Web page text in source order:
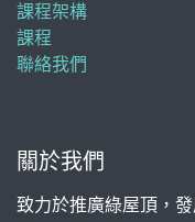
課程架構
課程
聯絡我們
關於我們
致力於推廣綠屋頂，